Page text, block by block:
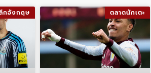
กอังกฤษ ตลาดนักเตะ